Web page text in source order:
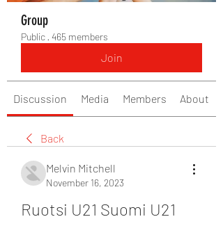
Group
Public · 465 members
Join
Discussion Media Members About
Back
Melvin Mitchell
November 16, 2023
Ruotsi U21 Suomi U21